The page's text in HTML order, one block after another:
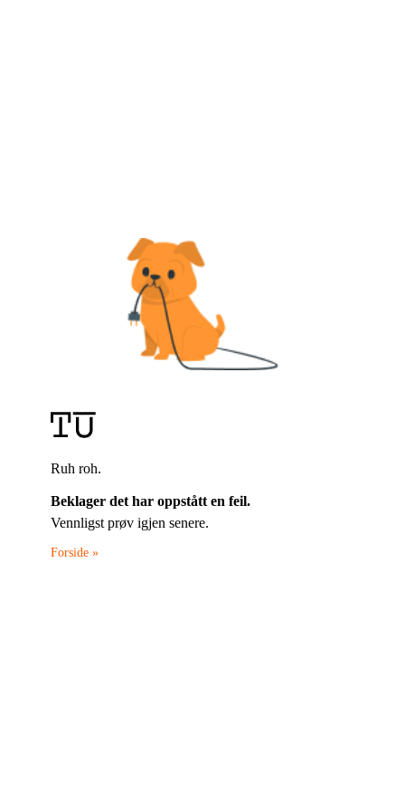
Ruh roh.
Beklager det har oppstått en feil.
Vennligst prøv igjen senere.
Forside »